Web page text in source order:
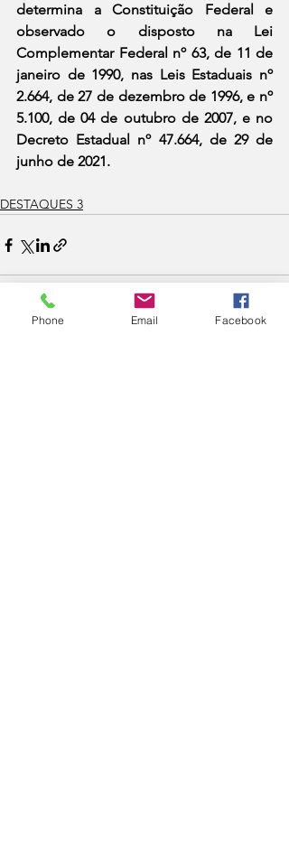
determina a Constituição Federal e
observado o disposto na Lei
Complementar Federal nº 63, de 11 de
janeiro de 1990, nas Leis Estaduais nº
2.664, de 27 de dezembro de 1996, e nº
5.100, de 04 de outubro de 2007, e no
Decreto Estadual nº 47.664, de 29 de
junho de 2021.
DESTAQUES 3
Phone Email Facebook